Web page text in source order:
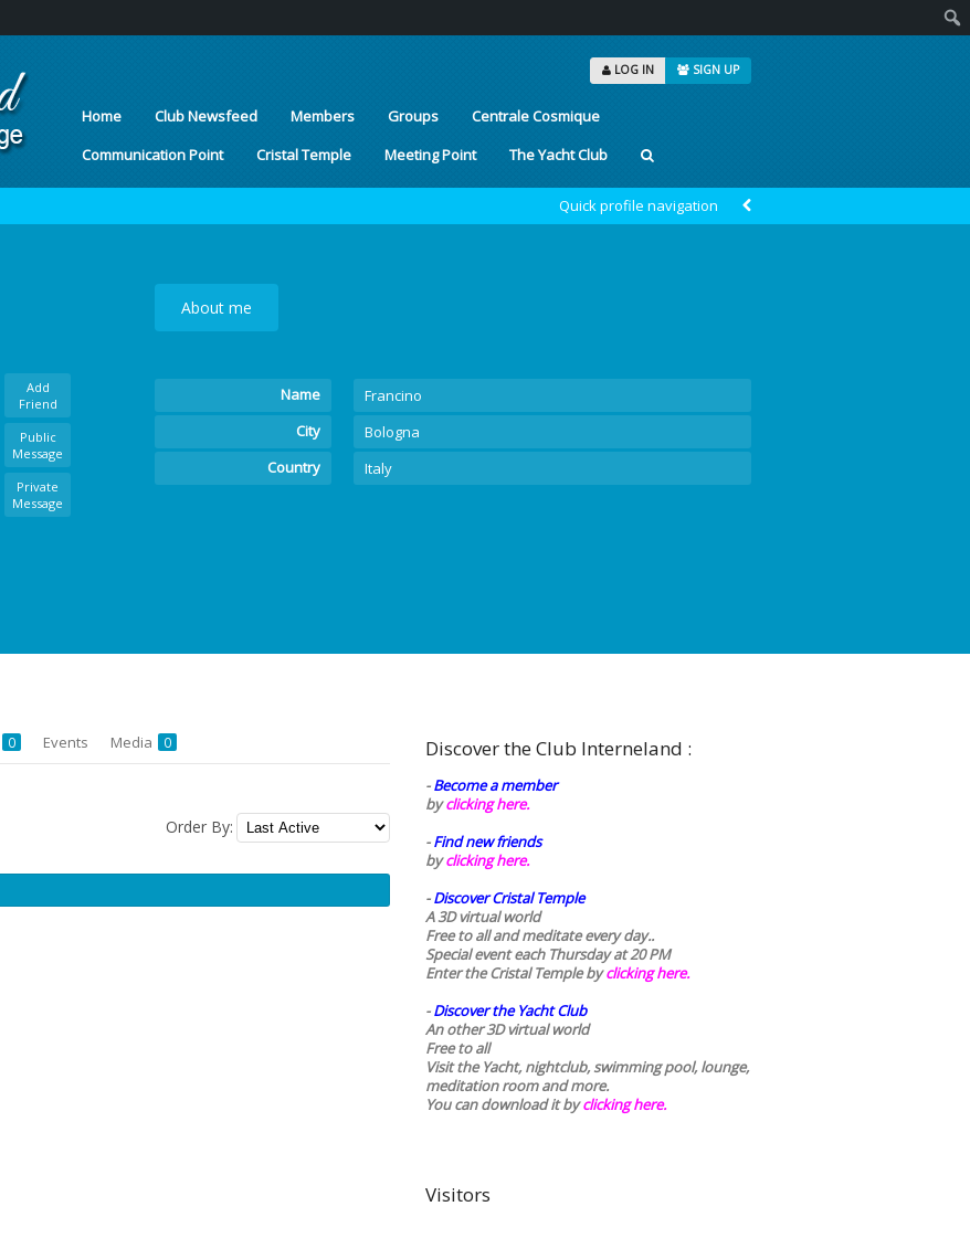
LOG IN SIGN UP
Home Club Newsfeed Members Groups
Centrale Cosmique
Communication Point
Cristal Temple Meeting Point The Yacht Club
Quick profile navigation
Add
Friend
Public
Message
Private
Message
About me
Name
Francino
City
Bologna
Country
Italy
0 Events Media 0
Order By:
Discover the Club Interneland :
-Become a member
byclicking here.
-Find new friends
byclicking here.
-Discover Cristal Temple
A 3D virtual world
Free to all and meditate every day..
Special event each Thursday at 20 PM
Enter the Cristal Temple byclicking here.
-Discover the Yacht Club
An other 3D virtual world
Free to all
Visit the Yacht, nightclub, swimming pool, lounge,
meditation room and more.
You can download it byclicking here.
Visitors